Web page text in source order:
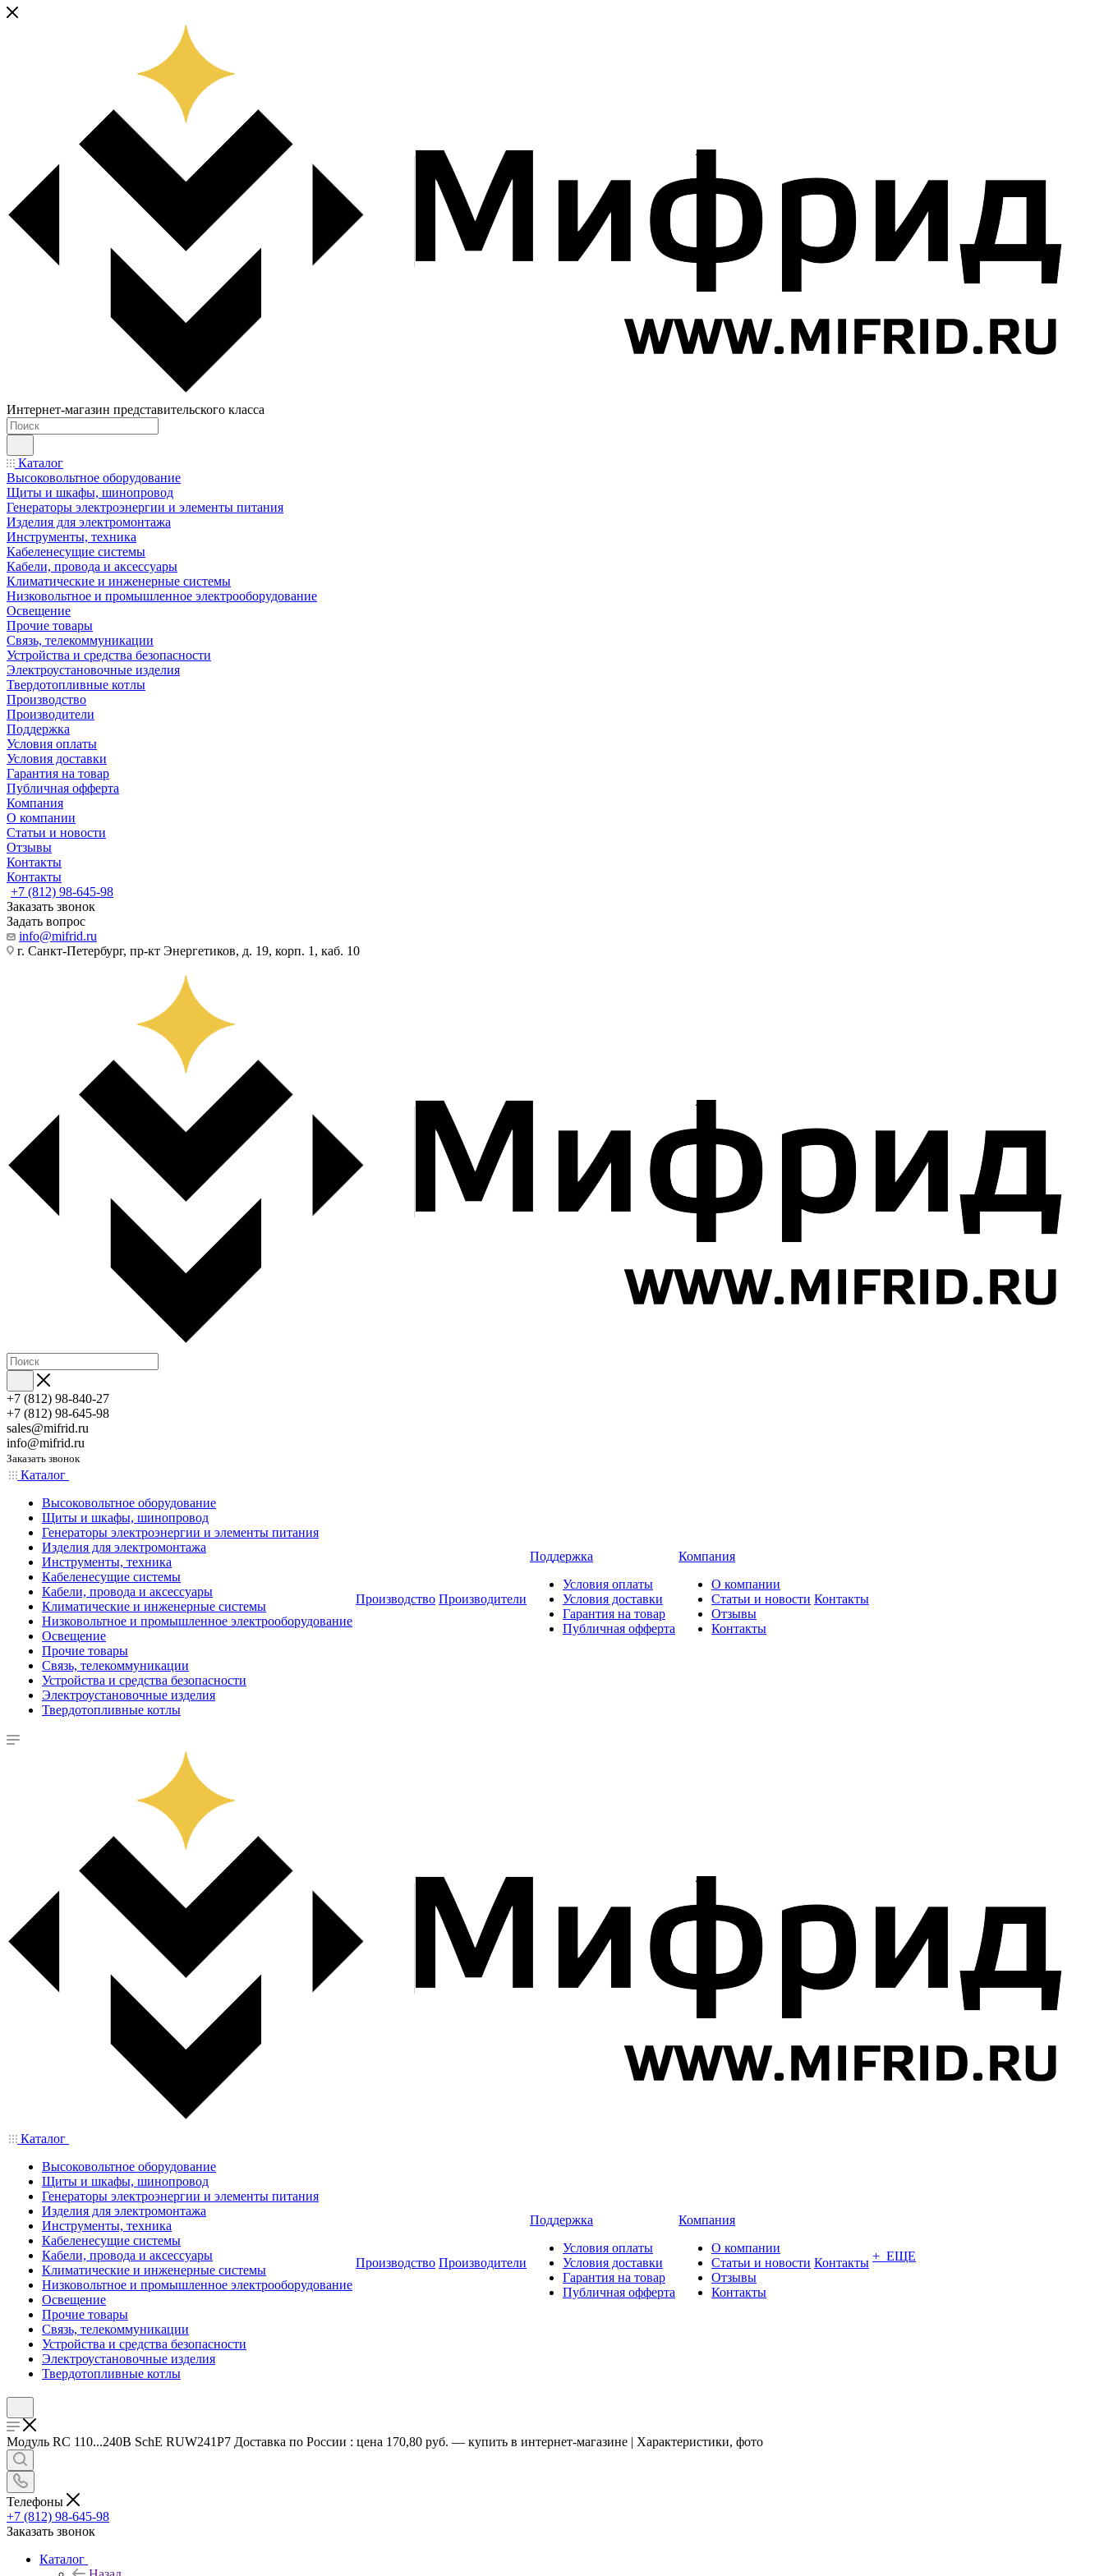
Интернет-магазин представительского класса
Каталог
Высоковольтное оборудование
Щиты и шкафы, шинопровод
Генераторы электроэнергии и элементы питания
Изделия для электромонтажа
Инструменты, техника
Кабеленесущие системы
Кабели, провода и аксессуары
Климатические и инженерные системы
Низковольтное и промышленное электрооборудование
Освещение
Прочие товары
Связь, телекоммуникации
Устройства и средства безопасности
Электроустановочные изделия
Твердотопливные котлы
Производство
Производители
Поддержка
Условия оплаты
Условия доставки
Гарантия на товар
Публичная офферта
Компания
О компании
Статьи и новости
Отзывы
Контакты
Контакты
+7 (812) 98-645-98
Заказать звонок
Задать вопрос
info@mifrid.ru
г. Санкт-Петербург, пр-кт Энергетиков, д. 19, корп. 1, каб. 10
+7 (812) 98-840-27
+7 (812) 98-645-98
sales@mifrid.ru
info@mifrid.ru
Заказать звонок
Каталог
Высоковольтное оборудование
Щиты и шкафы, шинопровод
Генераторы электроэнергии и элементы питания
Изделия для электромонтажа
Инструменты, техника
Кабеленесущие системы
Кабели, провода и аксессуары
Климатические и инженерные системы
Низковольтное и промышленное электрооборудование
Освещение
Прочие товары
Связь, телекоммуникации
Устройства и средства безопасности
Электроустановочные изделия
Твердотопливные котлы
Производство Производители
Поддержка
Условия оплаты
Условия доставки
Гарантия на товар
Публичная офферта
Компания
О компании
Статьи и новости
Отзывы
Контакты
Контакты
Каталог
Высоковольтное оборудование
Щиты и шкафы, шинопровод
Генераторы электроэнергии и элементы питания
Изделия для электромонтажа
Инструменты, техника
Кабеленесущие системы
Кабели, провода и аксессуары
Климатические и инженерные системы
Низковольтное и промышленное электрооборудование
Освещение
Прочие товары
Связь, телекоммуникации
Устройства и средства безопасности
Электроустановочные изделия
Твердотопливные котлы
Производство Производители
Поддержка
Условия оплаты
Условия доставки
Гарантия на товар
Публичная офферта
Компания
О компании
Статьи и новости
Отзывы
Контакты
Контакты + ЕЩЕ
Модуль RC 110...240В SchE RUW241P7 Доставка по России : цена 170,80 руб. — купить в интернет-магазине | Характеристики, фото
Телефоны
+7 (812) 98-645-98
Заказать звонок
Каталог